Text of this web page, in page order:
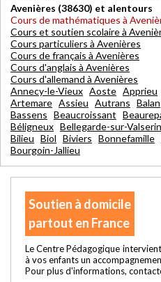
Avenières (38630) et alentours
Cours de mathématiques à
Cours et soutien scolaire à
Cours particuliers à Avenières
Cours de français à Avenières
Cours d'anglais à Avenières
Cours d'allemand à Avenières
Annecy-le-Vieux Aoste Apprieu
Artemare Assieu Autrans Balan
Bassens Beaucroissant
Béligneux Bellegarde-sur-
Bilieu Biol Biviers Bonnefamille
Bourgoin-Jallieu
Soutien à domicile
partout en France
Le Centre Pédagogique
à vos enfants un
Pour plus d'informations,